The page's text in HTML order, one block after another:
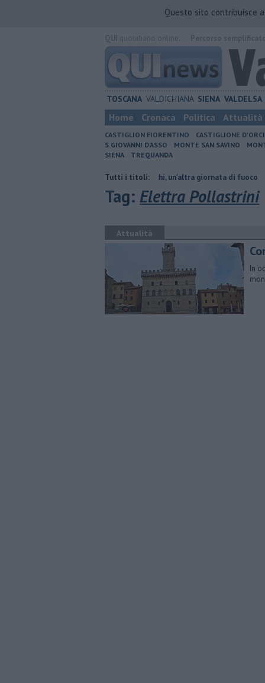
Questo sito contribuisce
TOSCANA VALDICHIANA SIENA VALDELSA
Home Cronaca Politica Attualità
CASTIGLION FIORENTINO CASTIGLIONE
S.GIOVANNI D'ASSO
MONTE SAN SAVINO
SIENA
TREQUANDA
Tutti i titoli:
Incendi nei boschi, un'altra giornata di fuoco
Tag: Elettra Pollastrini
Attualità
In